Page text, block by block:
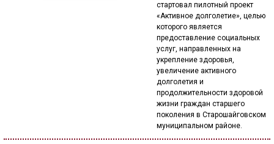
стартовал пилотный проект
«Активное долголетие», целью
которого является
предоставление социальных
услуг, направленных на
укрепление здоровья,
увеличение активного
долголетия и
продолжительности здоровой
жизни граждан старшего
поколения в Старошайговском
муниципальном районе.